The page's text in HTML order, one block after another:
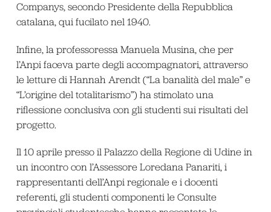
Companys, secondo Presidente della Repubblica
catalana, qui fucilato nel 1940.
Infine, la professoressa Manuela Musina, che per
l’Anpi faceva parte degli accompagnatori, attraverso
le letture di Hannah Arendt (“La banalità del male” e
“L’origine del totalitarismo”) ha stimolato una
riflessione conclusiva con gli studenti sui risultati del
progetto.
Il 10 aprile presso il Palazzo della Regione di Udine in
un incontro con l’Assessore Loredana Panariti, i
rappresentanti dell’Anpi regionale e i docenti
referenti, gli studenti componenti le Consulte